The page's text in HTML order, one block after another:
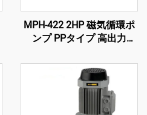
MPH-422 2HP 磁気循環ポ
ンプ PPタイプ 高出力
ル 塩水・海水中・化学船
用ポンプ